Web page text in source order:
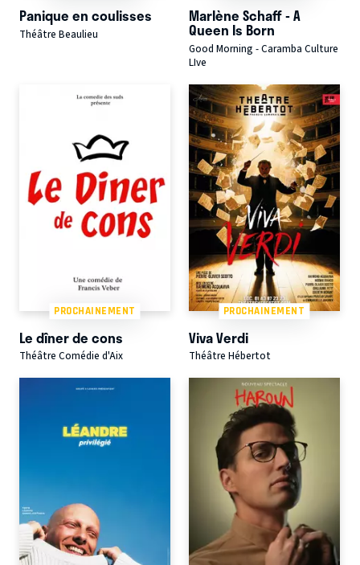
Panique en coulisses
Théâtre Beaulieu
Marlène Schaff - A
Queen Is Born
Good Morning - Caramba Culture
LIve
PROCHAINEMENT
Le dîner de cons
Théâtre Comédie d'Aix
PROCHAINEMENT
Viva Verdi
Théâtre Hébertot